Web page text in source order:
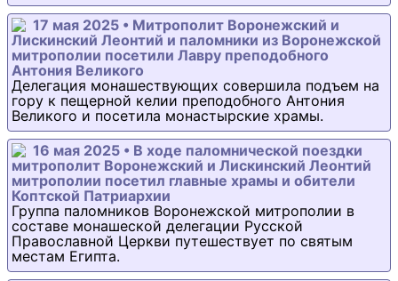
17 мая 2025 • Митрополит Воронежский и
Лискинский Леонтий и паломники из Воронежской
митрополии посетили Лавру преподобного
Антония Великого
Делегация монашествующих совершила подъем на
гору к пещерной келии преподобного Антония
Великого и посетила монастырские храмы.
16 мая 2025 • В ходе паломнической поездки
митрополит Воронежский и Лискинский Леонтий
митрополии посетил главные храмы и обители
Коптской Патриархии
Группа паломников Воронежской митрополии в
составе монашеской делегации Русской
Православной Церкви путешествует по святым
местам Египта.